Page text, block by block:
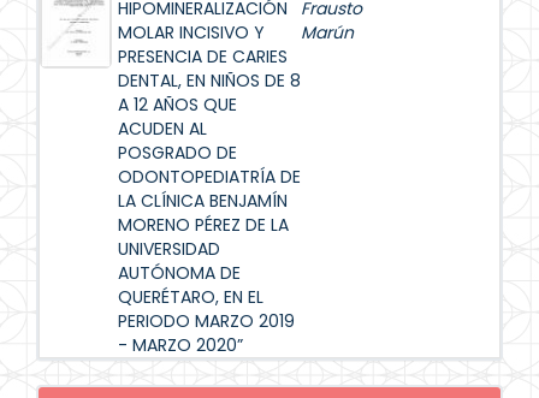
HIPOMINERALIZACIÓN
MOLAR INCISIVO Y
PRESENCIA DE CARIES
DENTAL, EN NIÑOS DE 8
A 12 AÑOS QUE
ACUDEN AL
POSGRADO DE
ODONTOPEDIATRÍA DE
LA CLÍNICA BENJAMÍN
MORENO PÉREZ DE LA
UNIVERSIDAD
AUTÓNOMA DE
QUERÉTARO, EN EL
PERIODO MARZO 2019
- MARZO 2020”
Frausto
Marún